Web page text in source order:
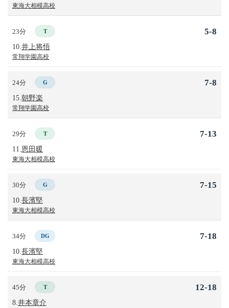
東海大相模高校
23分 T
10. 井上将悟
常翔学園高校
5-8
24分 G
15. 朝野楽
常翔学園高校
7-8
29分 T
11. 恩田暖
東海大相模高校
7-13
30分 G
10. 長濱堅
東海大相模高校
7-15
34分 DG
10. 長濱堅
東海大相模高校
7-18
45分 T
8. 井本章介
12-18